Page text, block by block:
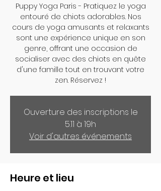
Puppy Yoga Paris - Pratiquez le yoga
entouré de chiots adorables. Nos
cours de yoga amusants et relaxants
sont une expérience unique en son
genre, offrant une occasion de
socialiser avec des chiots en quête
d'une famille tout en trouvant votre
zen. Réservez !
Ouverture des inscriptions le
5.11 à 19h
Voir d'autres événements
Heure et lieu